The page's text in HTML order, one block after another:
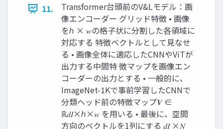
11.
Transformer台頭前のV&Lモデル：画
像エンコーダー グリッド特徴 • 画像
をℎ × 𝑤の格子状に分割した各領域に
対応する 特徴ベクトルとして見なせ
る • 画像全体に適応したCNNやViTが
出力する中間特 徴マップを画像エン
コーダーの出力とする • 一般的に、
ImageNet-1Kで事前学習したCNNで
分類ヘッド前の特徴マップ𝑽 ∈
ℝ𝑑𝐼×ℎ×𝑤 を用いる • 最後に、空間
方向のベクトルを1列にする 𝑑𝐼 ×𝑁